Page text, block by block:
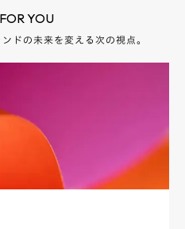
YOU
ドの未来を変える次の視点。